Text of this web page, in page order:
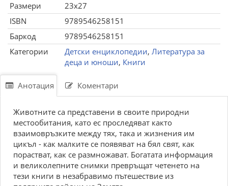
Размери
23x27
ISBN
9789546258151
Баркод
9789546258151
Категории
Детски енциклопедии, Литература за
деца и юноши, Книги
Анотация Коментари
Животните са представени в своите природни
местообитания, като ес проследяват както
взаимовръзките между тях, така и жизнения им
цикъл - как малките се появяват на бял свят, как
порастват, как се размножават. Богатата информация
и великолепните снимки превръщат четенето на
тези книги в незабравимо пътешествие из